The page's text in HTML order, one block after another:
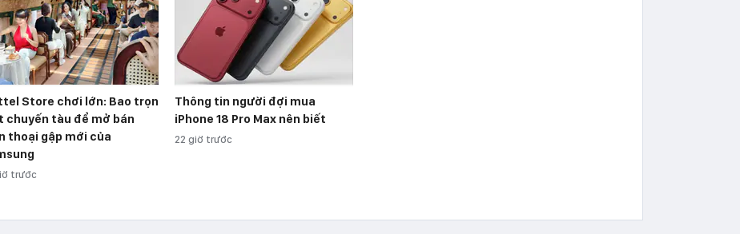
Store chơi lớn: Bao trọn
chuyến tàu để mở bán
thoại gập mới của
trước
Thông tin người đợi mua
iPhone 18 Pro Max nên biết
22 giờ trước